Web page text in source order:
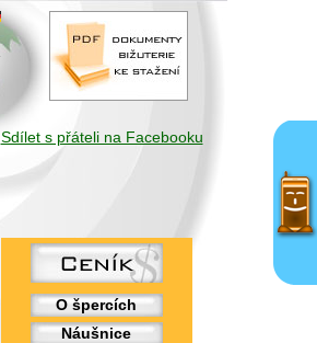
Sdílet s přáteli na Facebooku
O špercích
Náušnice